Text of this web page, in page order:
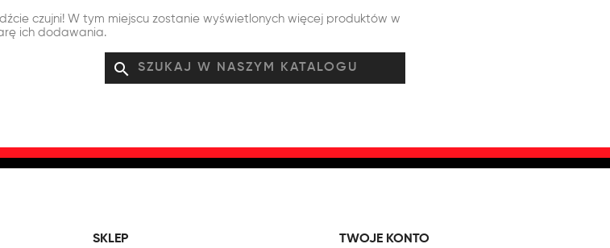
czujni! W tym miejscu zostanie wyświetlonych więcej produktów w
ich dodawania.
search
SKLEP TWOJE KONTO